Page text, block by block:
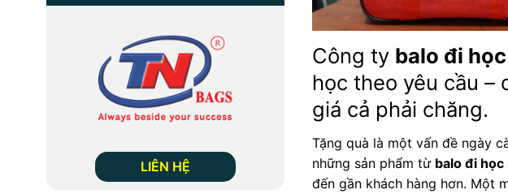
LIÊN HỆ
Công ty balo đi
học theo yêu cầu –
giá cả phải chăng.
Tặng quà là một vấn đề ngày
những sản phẩm từ balo đi
đến gần khách hàng hơn. Một